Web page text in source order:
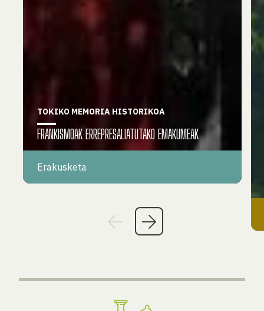
TOKIKO MEMORIA HISTORIKOA
FRANKISMOAK ERREPRESALIATUTAKO EMAKUMEAK
Erakusketa